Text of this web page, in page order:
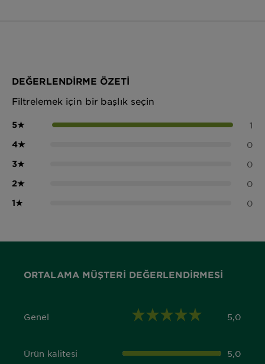
DEĞERLENDIRME ÖZETI
Filtrelemek için bir başlık seçin
5★ 1
4★ 0
3★ 0
2★ 0
1★ 0
ORTALAMA MÜŞTERI DEĞERLENDIRMESI
Genel
5,0 out of 5 stars 5,0
Ürün kalitesi
5,0 out of 5 stars 5,0